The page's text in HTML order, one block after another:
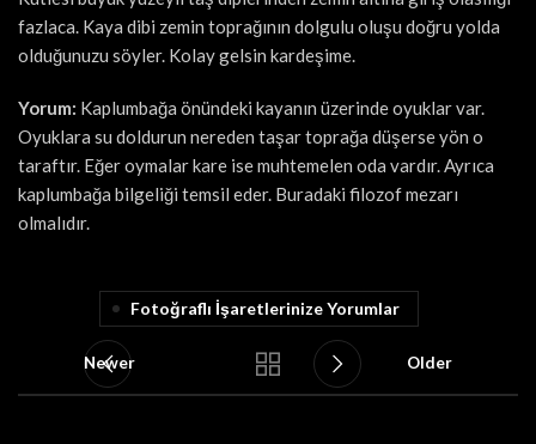
fazlaca. Kaya dibi zemin toprağının dolgulu oluşu doğru yolda
olduğunuzu söyler. Kolay gelsin kardeşime.
Yorum: Kaplumbağa önündeki kayanın üzerinde oyuklar var.
Oyuklara su doldurun nereden taşar toprağa düşerse yön o
taraftır. Eğer oymalar kare ise muhtemelen oda vardır. Ayrıca
kaplumbağa bilgeliği temsil eder. Buradaki filozof mezarı
olmalıdır.
Fotoğraflı İşaretlerinize Yorumlar
Newer Older